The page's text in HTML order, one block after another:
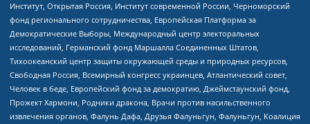
Институт, Открытая Россия, Институт современной России, Черноморский
фонд регионального сотрудничества, Европейская Платформа за
Демократические Выборы, Международный центр электоральных
исследований, Германский фонд Маршалла Соединенных Штатов,
Тихоокеанский центр защиты окружающей среды и природных ресурсов,
Свободная Россия, Всемирный конгресс украинцев, Атлантический совет,
Человек в беде, Европейский фонд за демократию, Джеймстаунский фонд,
Прожект Хармони, Родники дракона, Врачи против насильственного
извлечения органов, Фалунь Дафа, Друзья Фалуньгун, Фалуньгун, Коалиция